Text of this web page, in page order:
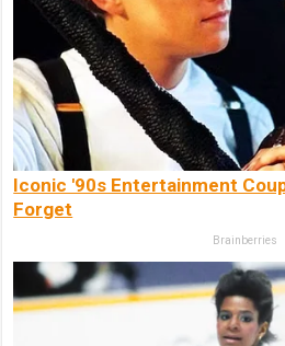
Iconic '90s Entertainment
Forget
Brainberries